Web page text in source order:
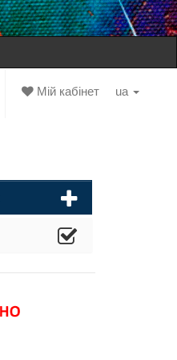
ua
Мій кабінет